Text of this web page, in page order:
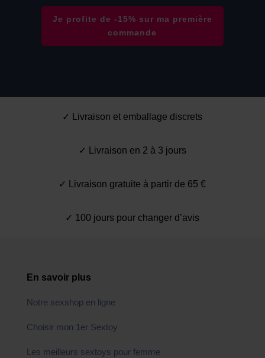
Je profite de -15% sur ma première
commande
✓ Livraison et emballage discrets
✓ Livraison en 2 à 3 jours
✓ Livraison gratuite à partir de 65 €
✓ 100 jours pour changer d’avis
En savoir plus
Notre sexshop en ligne
Choisir mon 1er Sextoy
Les meilleurs sextoys pour femme